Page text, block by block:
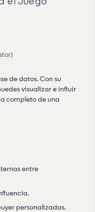
de datos. Con su
visualizar e influir
completo de una
entre
personalizadas.